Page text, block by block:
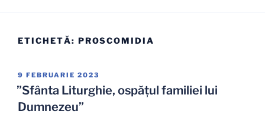
ETICHETĂ: PROSCOMIDIA
PUBLICAT
PE
9 FEBRUARIE 2023
”Sfânta Liturghie, ospățul familiei lui
Dumnezeu”